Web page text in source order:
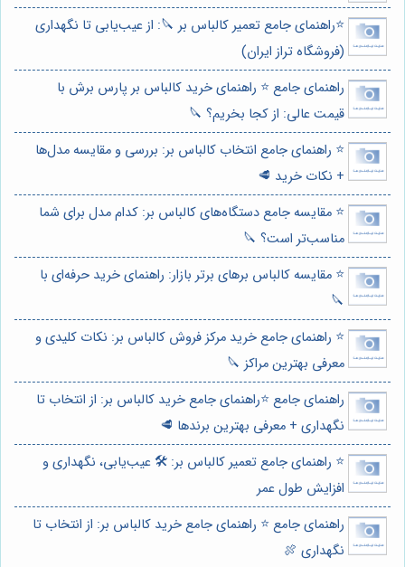
⭐️راهنمای جامع تعمیر کالباس بر 🔪: از عیب‌یابی تا نگهداری
(فروشگاه تراز ایران)
راهنمای جامع ⭐️ راهنمای خرید کالباس بر پارس برش با
قیمت عالی: از کجا بخریم؟ 🔪
⭐️ راهنمای جامع انتخاب کالباس بر: بررسی و مقایسه مدل‌ها
+ نکات خرید 🥩
⭐️ مقایسه جامع دستگاه‌های کالباس بر: کدام مدل برای شما
مناسب‌تر است؟ 🔪
⭐️ مقایسه کالباس برهای برتر بازار: راهنمای خرید حرفه‌ای با
🔪
⭐️ راهنمای جامع خرید مرکز فروش کالباس بر: نکات کلیدی و
معرفی بهترین مراکز 🔪
راهنمای جامع ⭐️راهنمای جامع خرید کالباس بر: از انتخاب تا
نگهداری + معرفی بهترین برندها 🥩
⭐️ راهنمای جامع تعمیر کالباس بر: 🛠️ عیب‌یابی، نگهداری و
افزایش طول عمر
راهنمای جامع ⭐️ راهنمای جامع خرید کالباس بر: از انتخاب تا
نگهداری 🍖